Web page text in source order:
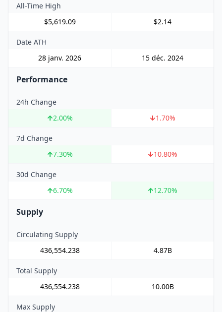
All-Time High
$5,619.09
$2.14
Date ATH
28 janv. 2026
15 déc. 2024
Performance
24h Change
2.00% 1.70%
7d Change
7.30% 10.80%
30d Change
6.70% 12.70%
Supply
Circulating Supply
436,554.238
4.87B
Total Supply
436,554.238
10.00B
Max Supply